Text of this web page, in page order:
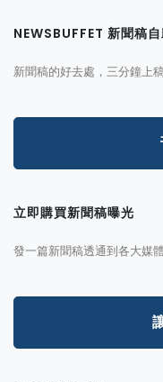
NEWSBUFFET 新聞稿
新聞稿的好去處，三分鐘上
立即購買新聞稿曝光
發一篇新聞稿透通到各大媒